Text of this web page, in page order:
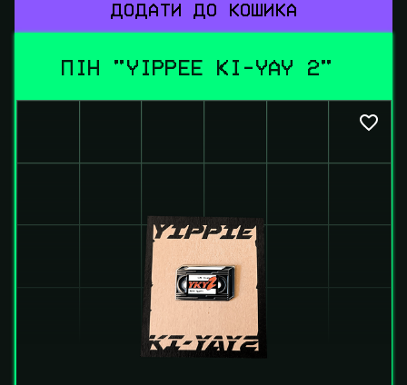
ДОДАТИ ДО КОШИКА
ПІН "YIPPEE KI-YAY 2"